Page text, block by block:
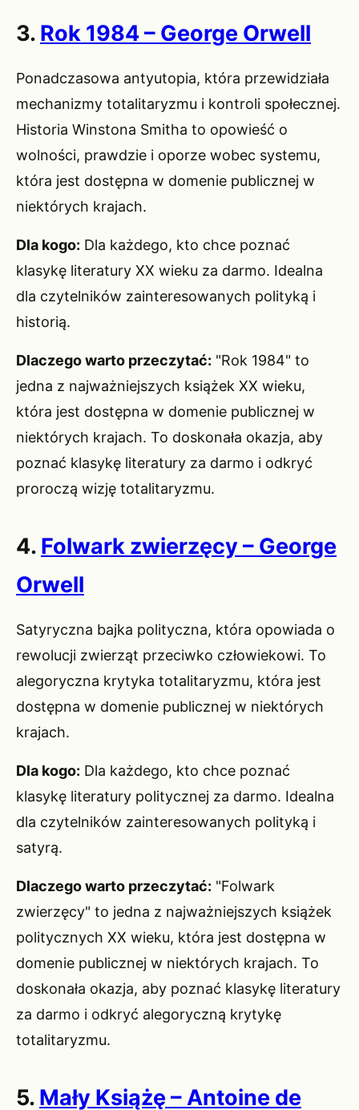
3. Rok 1984 – George Orwell
Ponadczasowa antyutopia, która przewidziała
mechanizmy totalitaryzmu i kontroli społecznej.
Historia Winstona Smitha to opowieść o
wolności, prawdzie i oporze wobec systemu,
która jest dostępna w domenie publicznej w
niektórych krajach.
Dla kogo: Dla każdego, kto chce poznać
klasykę literatury XX wieku za darmo. Idealna
dla czytelników zainteresowanych polityką i
historią.
Dlaczego warto przeczytać: "Rok 1984" to
jedna z najważniejszych książek XX wieku,
która jest dostępna w domenie publicznej w
niektórych krajach. To doskonała okazja, aby
poznać klasykę literatury za darmo i odkryć
proroczą wizję totalitaryzmu.
4. Folwark zwierzęcy – George
Orwell
Satyryczna bajka polityczna, która opowiada o
rewolucji zwierząt przeciwko człowiekowi. To
alegoryczna krytyka totalitaryzmu, która jest
dostępna w domenie publicznej w niektórych
krajach.
Dla kogo: Dla każdego, kto chce poznać
klasykę literatury politycznej za darmo. Idealna
dla czytelników zainteresowanych polityką i
satyrą.
Dlaczego warto przeczytać: "Folwark
zwierzęcy" to jedna z najważniejszych książek
politycznych XX wieku, która jest dostępna w
domenie publicznej w niektórych krajach. To
doskonała okazja, aby poznać klasykę literatury
za darmo i odkryć alegoryczną krytykę
totalitaryzmu.
5. Mały Książę – Antoine de